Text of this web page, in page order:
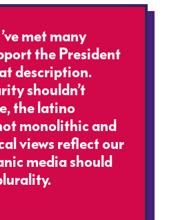
met many
the President
description.
shouldn’t
the latino
monolithic and
views reflect our
media should